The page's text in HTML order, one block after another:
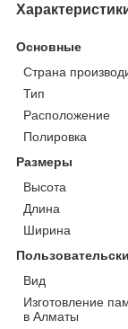
Основные
Страна
Тип
Расположение
Полировка
Размеры
Высота
Длина
Ширина
Вид
Изготовление
в Алматы